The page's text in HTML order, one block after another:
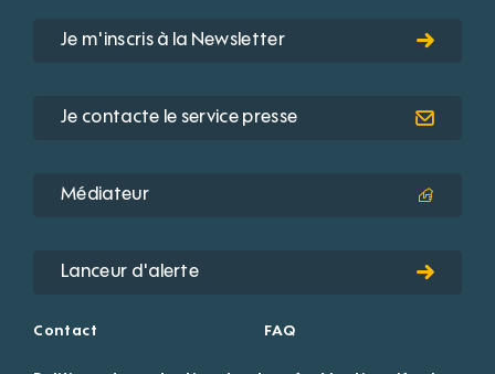
Je m'inscris à la Newsletter
Je contacte le service presse
Médiateur
Lanceur d'alerte
Contact FAQ